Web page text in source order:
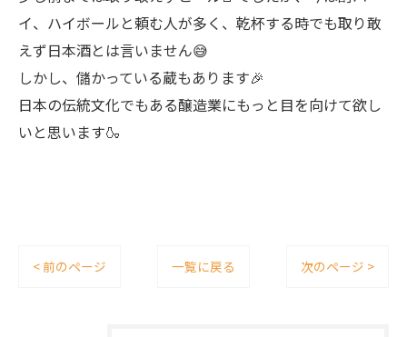
イ、ハイボールと頼む人が多く、乾杯する時でも取り敢
えず日本酒とは言いません😅
しかし、儲かっている蔵もあります🎉
日本の伝統文化でもある醸造業にもっと目を向けて欲し
いと思います🍶
< 前のページ 一覧に戻る 次のページ >